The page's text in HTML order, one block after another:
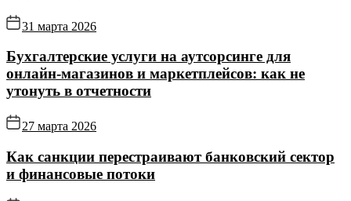
31 марта 2026
Бухгалтерские услуги на аутсорсинге для
онлайн‑магазинов и маркетплейсов: как не
утонуть в отчетности
27 марта 2026
Как санкции перестраивают банковский сектор
и финансовые потоки